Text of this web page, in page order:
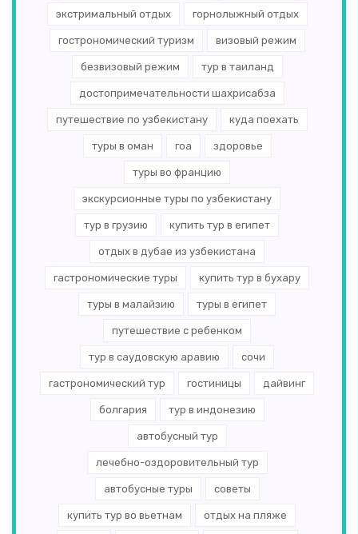
экстримальный отдых горнолыжный отдых
гострономический туризм визовый режим
безвизовый режим тур в таиланд
достопримечательности шахрисабза
путешествие по узбекистану куда поехать
туры в оман гоа здоровье
туры во францию
экскурсионные туры по узбекистану
тур в грузию купить тур в египет
отдых в дубае из узбекистана
гастрономические туры купить тур в бухару
туры в малайзию туры в египет
путешествие с ребенком
тур в саудовскую аравию сочи
гастрономический тур гостиницы дайвинг
болгария тур в индонезию
автобусный тур
лечебно-оздоровительный тур
автобусные туры советы
купить тур во вьетнам отдых на пляже